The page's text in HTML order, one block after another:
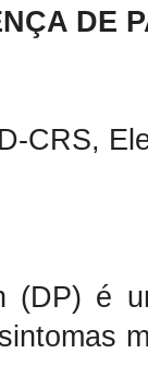
DE
CRS,
(DP) é